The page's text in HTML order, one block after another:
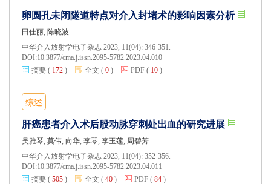
卵圆孔未闭隧道特点对介入封堵术的影响因素分析
田佳丽, 陈晓波
中华介入放射学电子杂志 2023, 11(04): 346-351.
DOI:10.3877/cma.j.issn.2095-5782.2023.04.010
摘要 ( 172 ) 全文 ( 0 ) PDF ( 10 )
综述
肝癌患者介入术后股动脉穿刺处出血的研究进展
吴雅琴, 莫伟, 向华, 李琴, 李玉莲, 周碧芳
中华介入放射学电子杂志 2023, 11(04): 352-356.
DOI:10.3877/cma.j.issn.2095-5782.2023.04.011
摘要 ( 505 ) 全文 ( 40 ) PDF ( 84 )